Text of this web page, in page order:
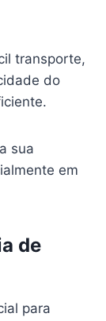
transporte,
do
sua
em
de
para